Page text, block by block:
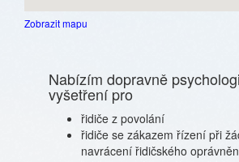
Zobrazit mapu
Nabízím dopravně
vyšetření pro
řidiče z povolání
řidiče se zákazem řízení při
navrácení řidičského